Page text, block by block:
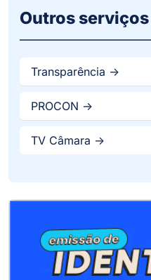
Outros serviços
Transparência ->
PROCON ->
TV Câmara ->